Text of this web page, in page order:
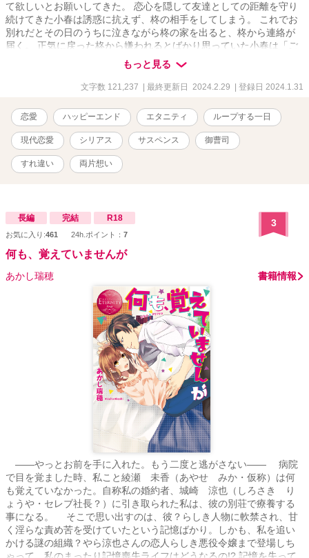
て欲しいとお願いしてきた。 恋心を隠して友達としての距離を守り
続けてきた小春は誘惑に抗えず、柊の相手をしてしまう。 これでお
別れだとその日のうちに泣きながら柊の家を出ると、柊から連絡が
届く。 正気に戻った柊から嫌われるとばかり思っていた小春は「ご
めんね」とメッセージを送ろうとするも、誰かに背中を押されて死
んでしまった。 小春のスマホに残ったのは柊からのメッセージと、
送信できないまま残ったごめんねの文字。 そして小春は柊と別れの
いまま。 ※この作品はムーンライトノベルにも掲載しています。
もっと見る
文字数 121,237 | 最終更新日 2024.2.29 | 登録日 2024.1.31
恋愛 ハッピーエンド エタニティ ループする一日
現代恋愛 シリアス サスペンス 御曹司
すれ違い 両片想い
長編 完結 R18
お気に入り:461 24h.ポイント： 7
3
何も、覚えていませんが
あかし瑞穂 書籍情報
――やっとお前を手に入れた。もう二度と逃がさない―― 病院
で目を覚ました時、私こと綾瀬 未香（あやせ みか・仮称）は何
も覚えていなかった。自称私の婚約者、城崎 涼也（しろさき り
ょうや・セレブ社長？）に引き取られた私は、彼の別荘で療養する
事になる。 そこで思い出すのは、彼？らしき人物に軟禁され、甘
く淫らな責め苦を受けていたという記憶ばかり。しかも、私を追い
かける謎の組織？やら涼也さんの恋人らしき悪役令嬢まで登場しち